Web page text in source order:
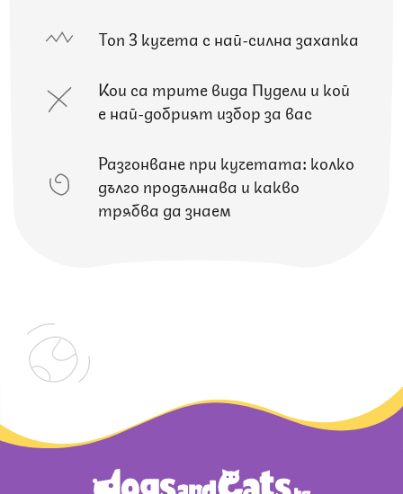
Топ 3 кучета с най-силна захапка
Кои са трите вида Пудели и кой
е най-добрият избор за вас
Разгонване при кучетата: колко
дълго продължава и какво
трябва да знаем